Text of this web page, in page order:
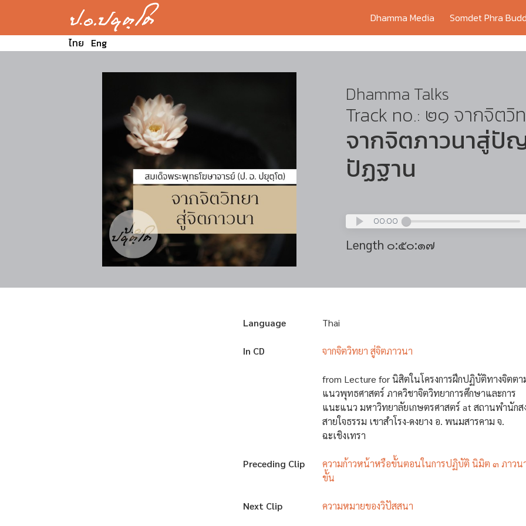
Dhamma Media Somdet Phra
ไทย Eng
Dhamma Talks
Track no.: ๒๑ จากจิตวิ
จากจิตภาวนาสู่ปั
ปัฏฐาน
00:00
Length ๐:๕๐:๑๗
Language Thai
In CD จากจิตวิทยา สู่จิตภาวนา
from Lecture for นิสิตในโครงการฝึกปฏิบัติทางจิตตา
แนวพุทธศาสตร์ ภาควิชาจิตวิทยาการศึกษาและการ
แนะแนว มหาวิทยาลัยเกษตรศาสตร์ at สถานพำนักส
สายใจธรรม เขาสำโรง-ดงยาง อ. พนมสารคาม จ.
ฉะเชิงเทรา
Preceding Clip
ความก้าวหน้าหรือขั้นตอนในการปฏิบัติ นิมิต ๓ ภาวน
ขั้น
Next Clip ความหมายของวิปัสสนา